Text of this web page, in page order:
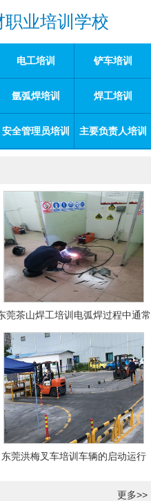
业培训学校
电工培训 铲车培训
氩弧焊培训 焊工培训
安全管理员培训 主要负责人培训
莞茶山焊工培训电弧焊过程中通常
会采取以下措施
东莞洪梅叉车培训车辆的启动运行
更多>>